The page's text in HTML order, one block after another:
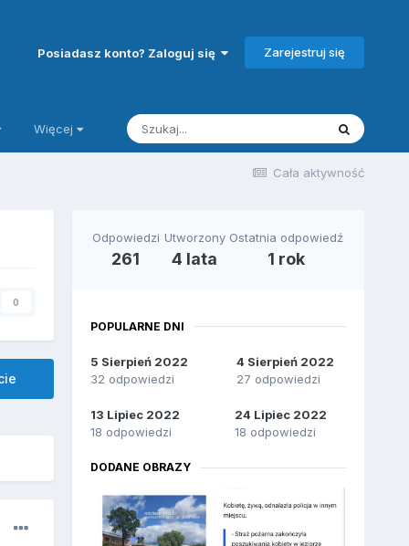
Posiadasz konto? Zaloguj się Zarejestruj się
Więcej
Cała aktywność
0
Odpowiedzi
261
Utworzony
4 lata
Ostatnia odpowiedź
1 rok
POPULARNE DNI
5 Sierpień 2022
32 odpowiedzi
4 Sierpień 2022
27 odpowiedzi
13 Lipiec 2022
18 odpowiedzi
24 Lipiec 2022
18 odpowiedzi
DODANE OBRAZY